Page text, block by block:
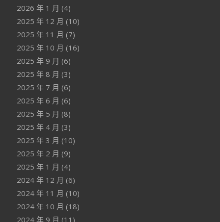
2026 年 1 月 (4)
2025 年 12 月 (10)
2025 年 11 月 (7)
2025 年 10 月 (16)
2025 年 9 月 (6)
2025 年 8 月 (3)
2025 年 7 月 (6)
2025 年 6 月 (6)
2025 年 5 月 (8)
2025 年 4 月 (3)
2025 年 3 月 (10)
2025 年 2 月 (9)
2025 年 1 月 (4)
2024 年 12 月 (6)
2024 年 11 月 (10)
2024 年 10 月 (18)
2024 年 9 月 (11)